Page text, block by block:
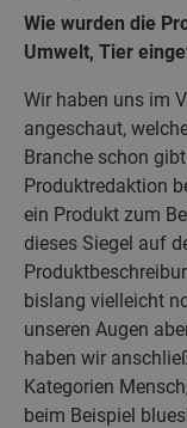
Wie wurden die
Umwelt, Tier
Wir haben uns im
angeschaut,
Branche schon
Produktredaktion
ein Produkt zum
dieses Siegel auf
bislang vielleicht
unseren Augen
haben wir
Kategorien
beim Beispiel